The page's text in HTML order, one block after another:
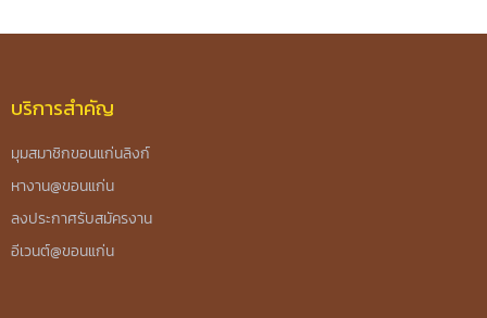
บริการสำคัญ
มุมสมาชิกขอนแก่นลิงก์
หางาน@ขอนแก่น
ลงประกาศรับสมัครงาน
อีเวนต์@ขอนแก่น